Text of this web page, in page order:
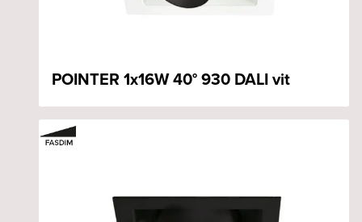
POINTER 1x16W 40° 930 DALI vit